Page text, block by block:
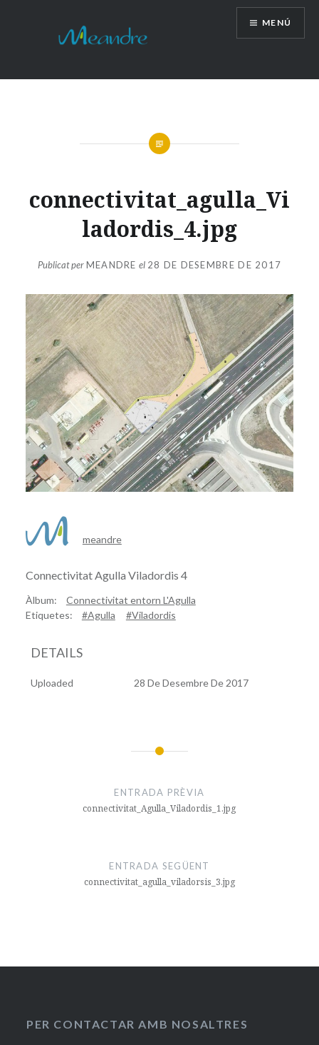
MENÚ
connectivitat_agulla_Vi
ladordis_4.jpg
Publicat perMEANDRE el 28 DE DESEMBRE DE 2017
meandre
Connectivitat Agulla Viladordis 4
Àlbum:
Connectivitat entorn L'Agulla
Etiquetes:
#Agulla #Viladordis
DETAILS
Uploaded 28 De Desembre De 2017
ENTRADA PRÈVIA
connectivitat_Agulla_Viladordis_1.jpg
ENTRADA SEGÜENT
connectivitat_agulla_viladorsis_3.jpg
PER CONTACTAR AMB NOSALTRES